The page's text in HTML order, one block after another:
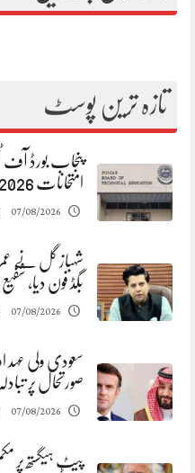
تازہ ترین پوسٹ
پنجاب بورڈ آف
امتحانات 2026 کے نتائج کا اعلان کر دیا
07/08/2026
شہباز گل نے
بگڈ فون دیا،
07/08/2026
سعودی ولی عہد
صورتحال پر
07/08/2026
پیٹ ہیگستھ پر